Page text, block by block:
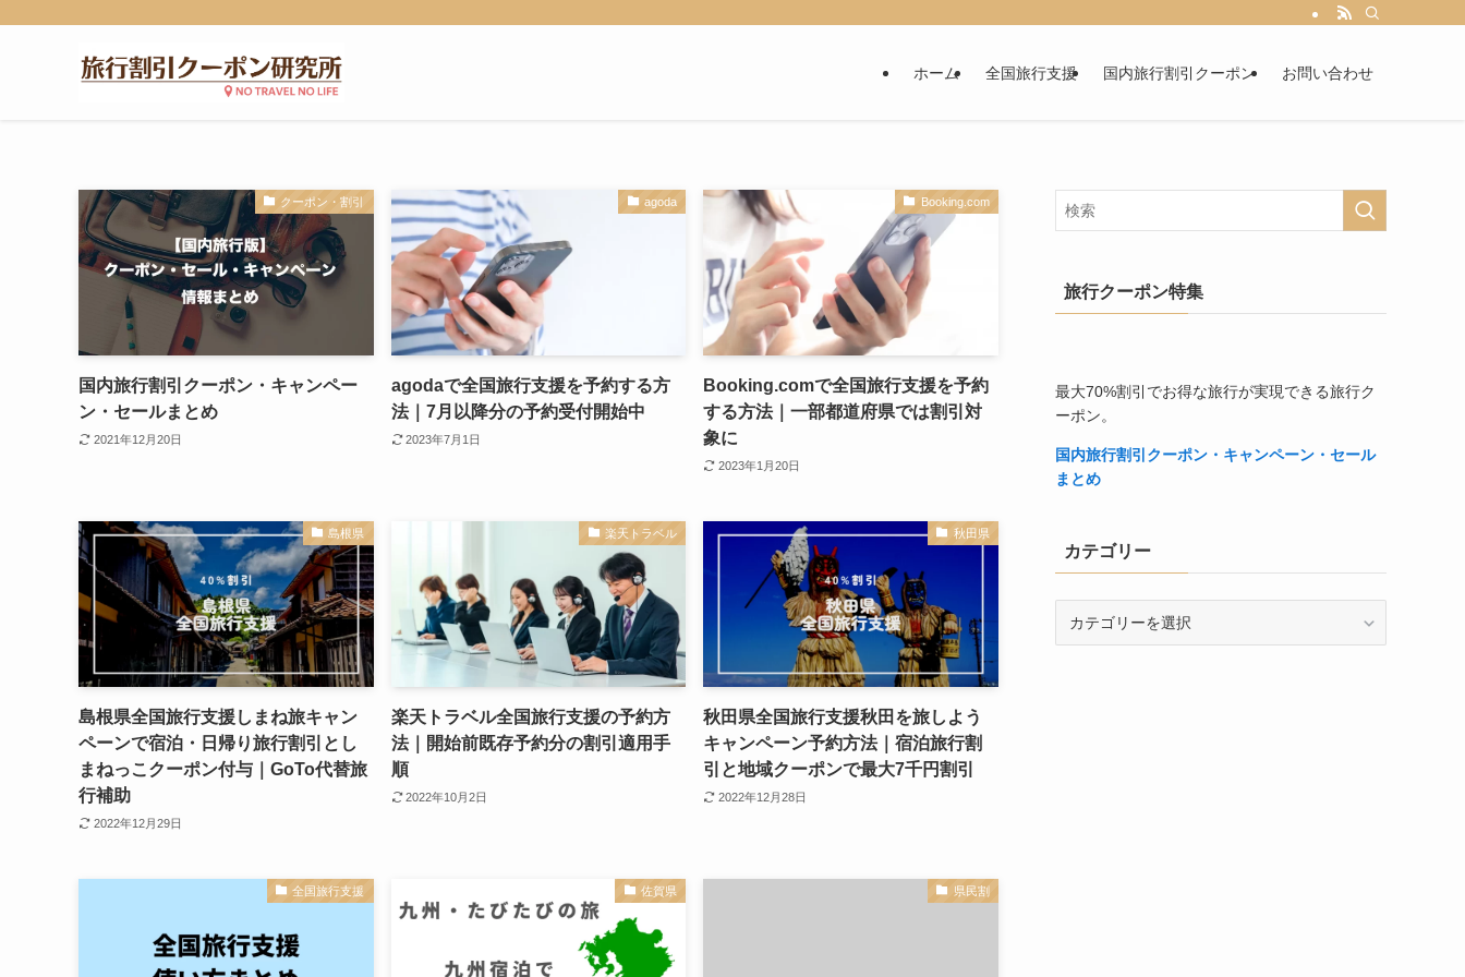
ホーム 全国旅行支援 国内旅行割引クーポン お問い合わせ
クーポン・割引
国内旅行割引クーポン・キャンペー
ン・セールまとめ
2021年12月20日
agoda
agodaで全国旅行支援を予約する方
法｜7月以降分の予約受付開始中
2023年7月1日
Booking.com
Booking.comで全国旅行支援を予約
する方法｜一部都道府県では割引対
象に
2023年1月20日
島根県
島根県全国旅行支援しまね旅キャン
ペーンで宿泊・日帰り旅行割引とし
まねっこクーポン付与｜GoTo代替旅
行補助
2022年12月29日
楽天トラベル
楽天トラベル全国旅行支援の予約方
法｜開始前既存予約分の割引適用手
順
2022年10月2日
秋田県
秋田県全国旅行支援秋田を旅しよう
キャンペーン予約方法｜宿泊旅行割
引と地域クーポンで最大7千円割引
2022年12月28日
全国旅行支援 佐賀県 県民割
旅行クーポン特集
最大70%割引でお得な旅行が実現できる旅行ク
ーポン。
国内旅行割引クーポン・キャンペーン・セール
まとめ
カテゴリー